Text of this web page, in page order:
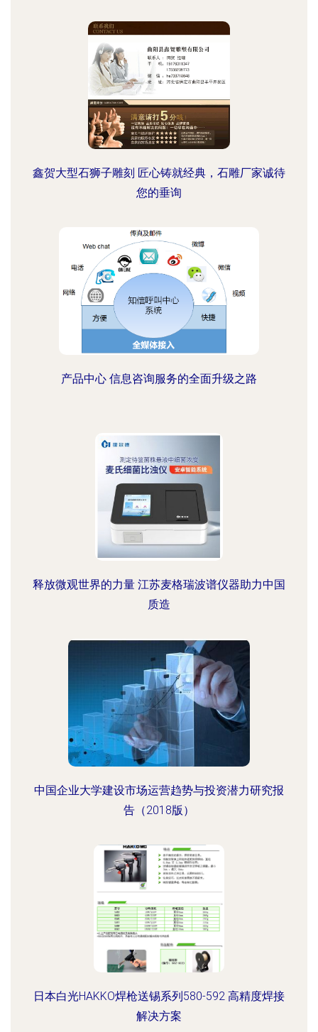
鑫贺大型石狮子雕刻 匠心铸就经典，石雕厂家诚待
您的垂询
产品中心 信息咨询服务的全面升级之路
释放微观世界的力量 江苏麦格瑞波谱仪器助力中国
质造
中国企业大学建设市场运营趋势与投资潜力研究报
告（2018版）
日本白光HAKKO焊枪送锡系列580-592 高精度焊接
解决方案